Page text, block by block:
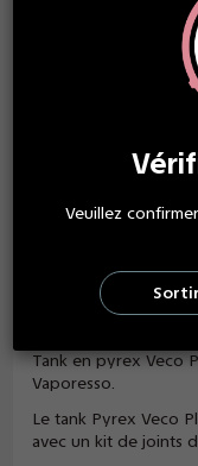
Description
Tank en pyrex Veco
Vaporesso.
Le tank Pyrex Veco
avec un kit de joints
Veuillez
Sortir